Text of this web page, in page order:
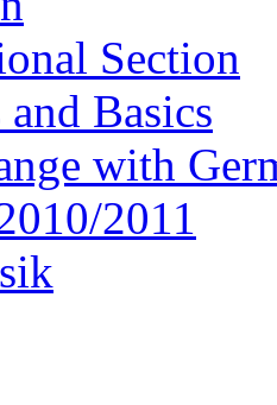
Section
Basics
with
2011